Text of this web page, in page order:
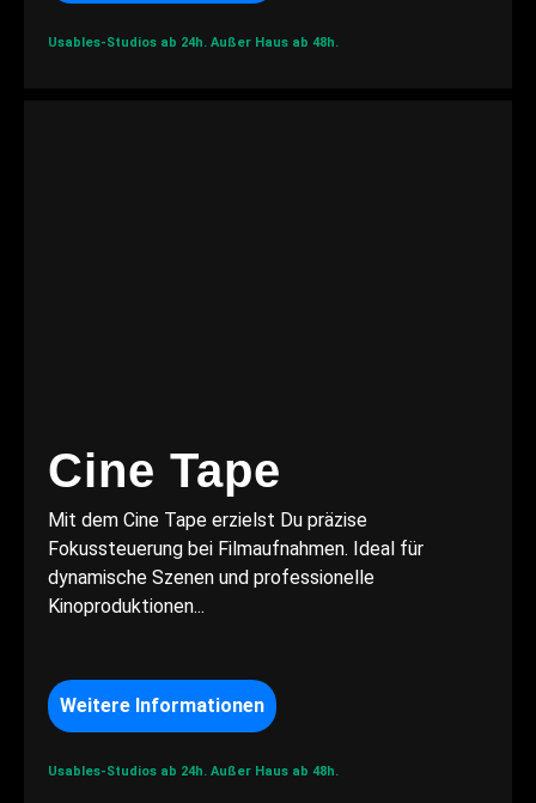
Usables-Studios ab 24h. Außer Haus ab 48h.
Cine Tape
Mit dem Cine Tape erzielst Du präzise
Fokussteuerung bei Filmaufnahmen. Ideal für
dynamische Szenen und professionelle
Kinoproduktionen...
Weitere Informationen
Usables-Studios ab 24h. Außer Haus ab 48h.